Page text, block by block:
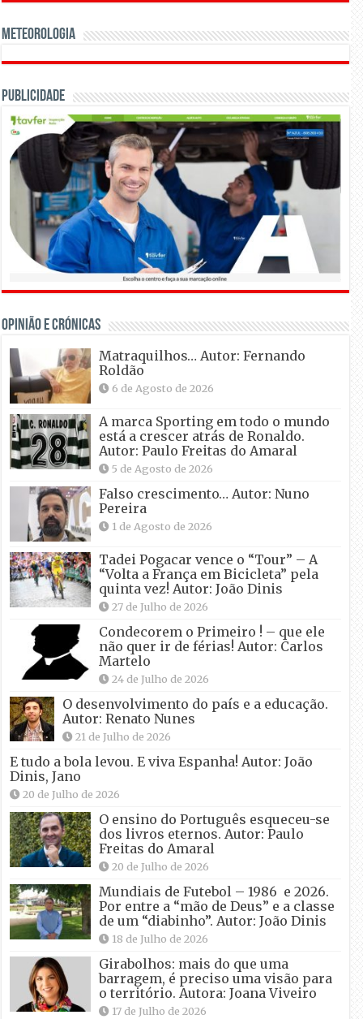
Meteorologia
Publicidade
OPINIÃO E CRÓNICAS
Matraquilhos… Autor: Fernando
Roldão
6 de Agosto de 2026
A marca Sporting em todo o mundo
está a crescer atrás de Ronaldo.
Autor: Paulo Freitas do Amaral
5 de Agosto de 2026
Falso crescimento… Autor: Nuno
Pereira
1 de Agosto de 2026
Tadei Pogacar vence o “Tour” – A
“Volta a França em Bicicleta” pela
quinta vez! Autor: João Dinis
27 de Julho de 2026
Condecorem o Primeiro ! – que ele
não quer ir de férias! Autor: Carlos
Martelo
24 de Julho de 2026
O desenvolvimento do país e a educação.
Autor: Renato Nunes
21 de Julho de 2026
E tudo a bola levou. E viva Espanha! Autor: João
Dinis, Jano
20 de Julho de 2026
O ensino do Português esqueceu-se
dos livros eternos. Autor: Paulo
Freitas do Amaral
20 de Julho de 2026
Mundiais de Futebol – 1986 e 2026.
Por entre a “mão de Deus” e a classe
de um “diabinho”. Autor: João Dinis
18 de Julho de 2026
Girabolhos: mais do que uma
barragem, é preciso uma visão para
o território. Autora: Joana Viveiro
17 de Julho de 2026